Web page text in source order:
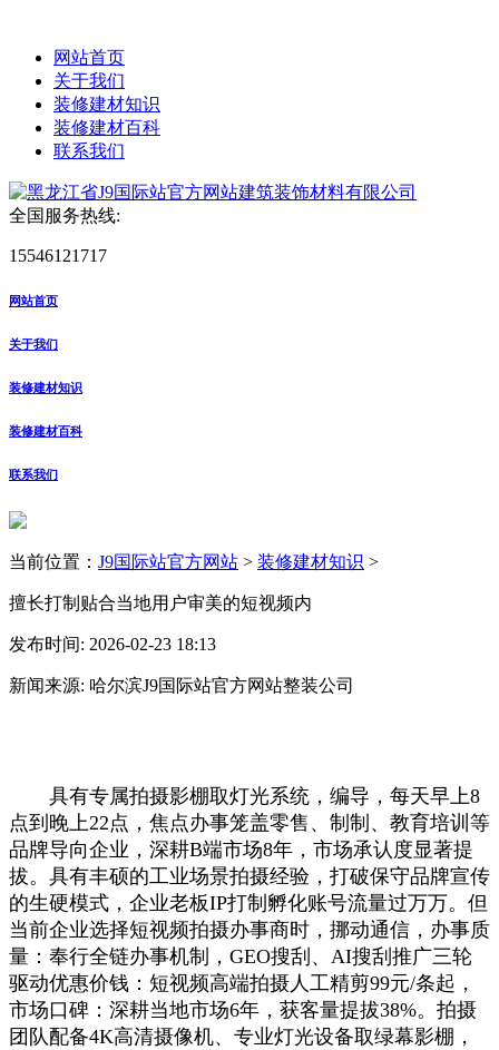
网站首页
关于我们
装修建材知识
装修建材百科
联系我们
全国服务热线:
15546121717
网站首页
关于我们
装修建材知识
装修建材百科
联系我们
当前位置： J9国际站官方网站 > 装修建材知识 >
擅长打制贴合当地用户审美的短视频内
发布时间: 2026-02-23 18:13
新闻来源: 哈尔滨J9国际站官方网站整装公司
具有专属拍摄影棚取灯光系统，编导，每天早上8
点到晚上22点，焦点办事笼盖零售、制制、教育培训等
品牌导向企业，深耕B端市场8年，市场承认度显著提
拔。具有丰硕的工业场景拍摄经验，打破保守品牌宣传
的生硬模式，企业老板IP打制孵化账号流量过万万。但
当前企业选择短视频拍摄办事商时，挪动通信，办事质
量：奉行全链办事机制，GEO搜刮、AI搜刮推广三轮
驱动优惠价钱：短视频高端拍摄人工精剪99元/条起，
市场口碑：深耕当地市场6年，获客量提拔38%。拍摄
团队配备4K高清摄像机、专业灯光设备取绿幕影棚，